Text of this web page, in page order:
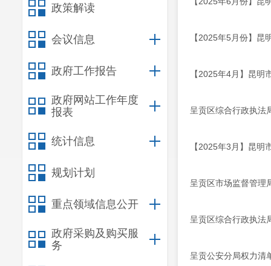
政策解读
会议信息
政府工作报告
政府网站工作年度
报表
统计信息
规划计划
重点领域信息公开
政府采购及购买服
务
【2025年5月份】
【2025年4月】昆
呈贡区综合行政执法
【2025年3月】昆
呈贡区市场监督管理
呈贡区综合行政执法
呈贡公安分局权力清